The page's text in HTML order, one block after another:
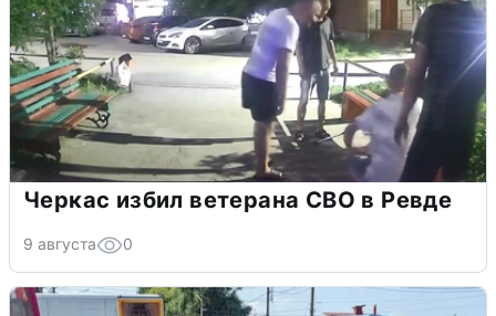
Черкас избил ветерана СВО в Ревде
9 августа 0